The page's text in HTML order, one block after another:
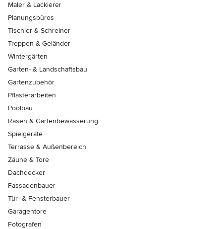
Maler & Lackierer
Planungsbüros
Tischler & Schreiner
Treppen & Geländer
Wintergärten
Garten- & Landschaftsbau
Gartenzubehör
Pflasterarbeiten
Poolbau
Rasen & Gartenbewässerung
Spielgeräte
Terrasse & Außenbereich
Zäune & Tore
Dachdecker
Fassadenbauer
Tür- & Fensterbauer
Garagentore
Fotografen